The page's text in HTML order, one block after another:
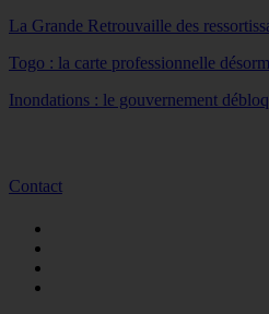
La Grande Retrouvaille des
Togo : la carte professionnelle
Inondations : le gouvernement
Contact